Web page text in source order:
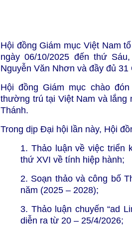
Hội đồng Giám mục Việt Nam
ngày 06/10/2025 đến thứ
Nguyễn Văn Nhơn và đầy đủ
Hội đồng Giám mục chào
thường trú tại Việt Nam và lắng
Thánh.
Trong dịp Đại hội lần này, Hội
1. Thảo luận về việc triển
thứ XVI về tính hiệp hành;
2. Soạn thảo và công bố
năm (2025 – 2028);
3. Thảo luận chuyến “ad
diễn ra từ 20 – 25/4/2026;